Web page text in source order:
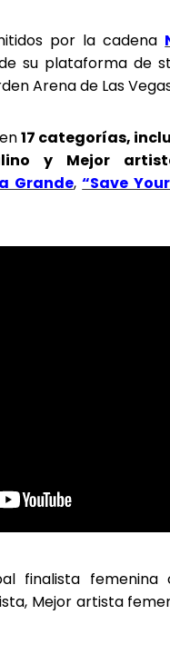
por la cadena
su plataforma de
Arena de Las
17 categorías,
y Mejor
Grande,“Save
finalista femenina
Mejor artista